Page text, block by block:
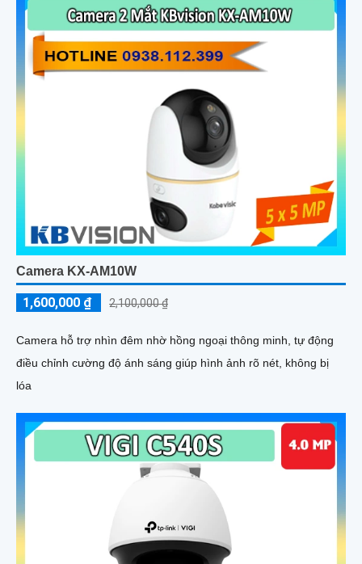
Camera KX-AM10W
1,600,000 ₫ 2,100,000 ₫
Camera hỗ trợ nhìn đêm nhờ hồng ngoại thông minh, tự động
điều chỉnh cường độ ánh sáng giúp hình ảnh rõ nét, không bị
lóa